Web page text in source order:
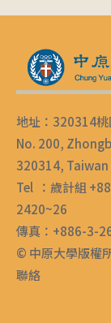
地址：320314
No. 200,
320314, Taiwan
Tel ：歲計組
2420~26
傳真：+886-3-
© 中原大學版權
聯絡